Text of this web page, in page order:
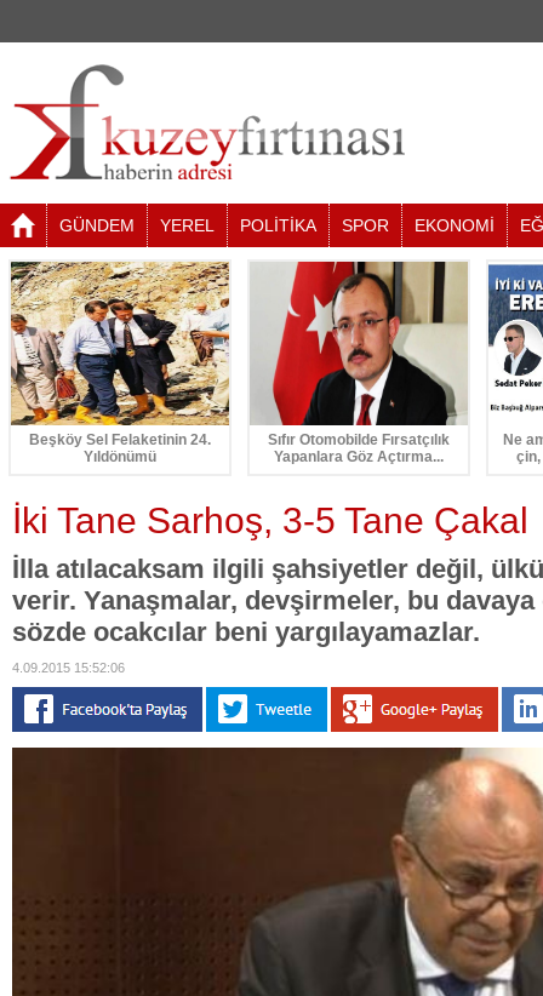
GÜNDEM YEREL POLİTİKA SPOR EKONOMİ
Beşköy Sel Felaketinin 24.
Yıldönümü
Sıfır Otomobilde Fırsatçılık
Yapanlara Göz Açtırma...
Ne
İki Tane Sarhoş, 3-5 Tane Çakal
İlla atılacaksam ilgili şahsiyetler değil,
verir. Yanaşmalar, devşirmeler, bu
sözde ocakcılar beni yargılayamazlar.
4.09.2015 15:52:06